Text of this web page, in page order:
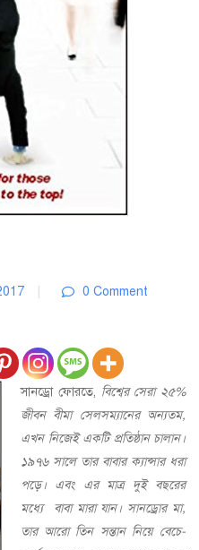
0 Comment
সানড্রো ফোরতে, বিশ্বের সেরা ২৫%
জীবন বীমা সেলসম্যানের অন্যতম,
এখন নিজেই একটি প্রতিষ্ঠান চালান।
১৯৭৬ সালে তার বাবার ক্যান্সার ধরা
পড়ে। এবং এর মাত্র দুই বছরের
মধ্যে বাবা মারা যান। সানড্রোর মা,
তার আরো তিন সন্তান নিয়ে বেচে-